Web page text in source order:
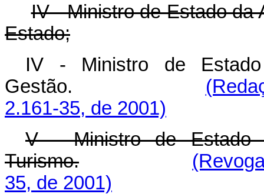
IV - Ministro de Estado da
Estado;
IV - Ministro de
Gestão.
2.161-35, de 2001)
V - Ministro de Estado
Turismo.
35, de 2001)